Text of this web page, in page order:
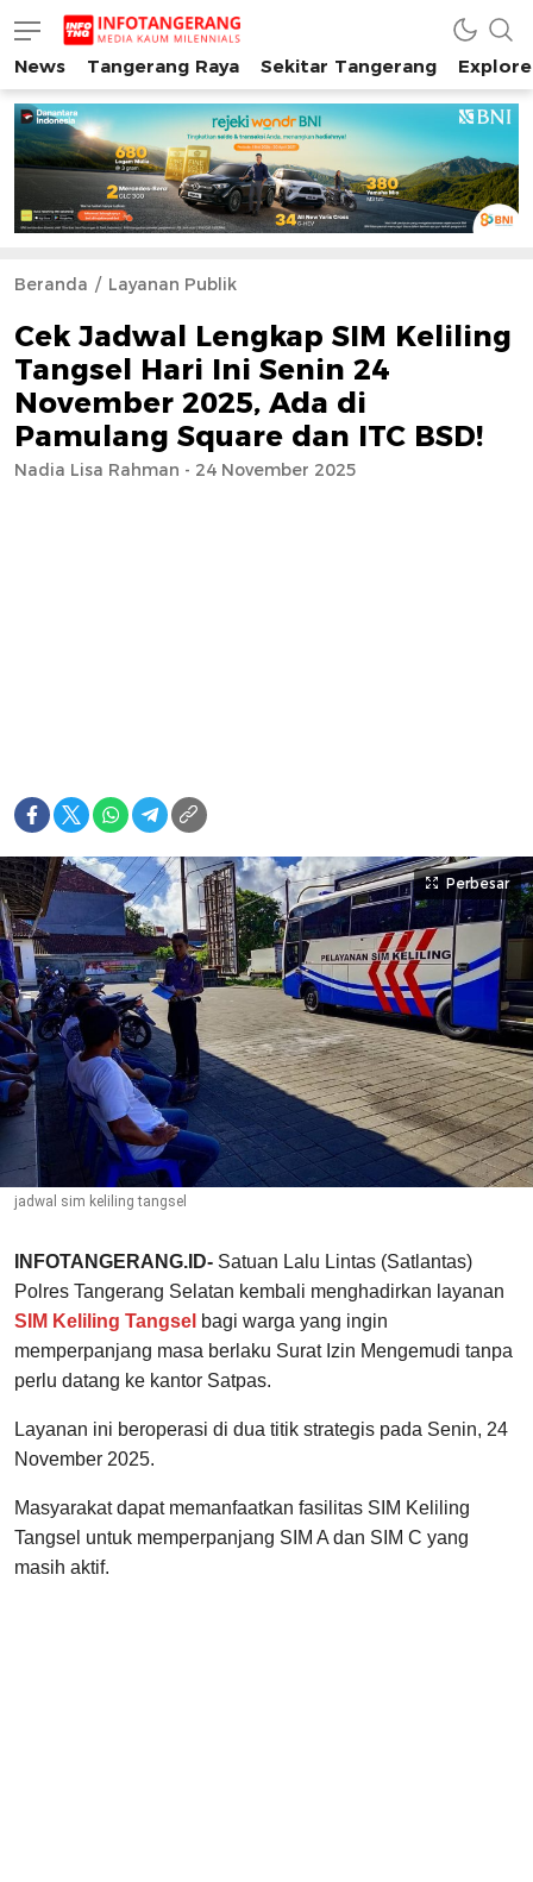
INFO TANGERANG
Media Kaum Millenials Tangerang Raya
News Tangerang Raya Sekitar Tangerang
Beranda Layanan Publik
Cek Jadwal Lengkap SIM Keliling
Tangsel Hari Ini Senin 24
November 2025, Ada di
Pamulang Square dan ITC BSD!
Nadia Lisa Rahman - 24 November 2025
Perbesar
jadwal sim keliling tangsel
INFOTANGERANG.ID- Satuan Lalu Lintas (Satlantas)
Polres Tangerang Selatan kembali menghadirkan layanan
SIM Keliling Tangsel bagi warga yang ingin
memperpanjang masa berlaku Surat Izin Mengemudi tanpa
perlu datang ke kantor Satpas.
Layanan ini beroperasi di dua titik strategis pada Senin, 24
November 2025.
Masyarakat dapat memanfaatkan fasilitas SIM Keliling
Tangsel untuk memperpanjang SIM A dan SIM C yang
masih aktif.